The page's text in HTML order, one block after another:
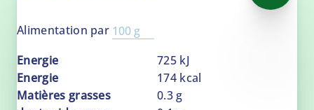
Alimentation par 100 g
Energie
725 kJ
Energie
174 kcal
Matières grasses
0.3g